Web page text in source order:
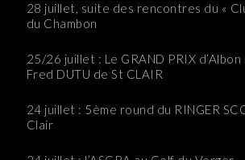
28 juillet, suite des rencontres du «
du Chambon
25/26 juillet : Le GRAND PRIX
Fred DUTU de St CLAIR
24 juillet : 5ème round du RINGER
Clair